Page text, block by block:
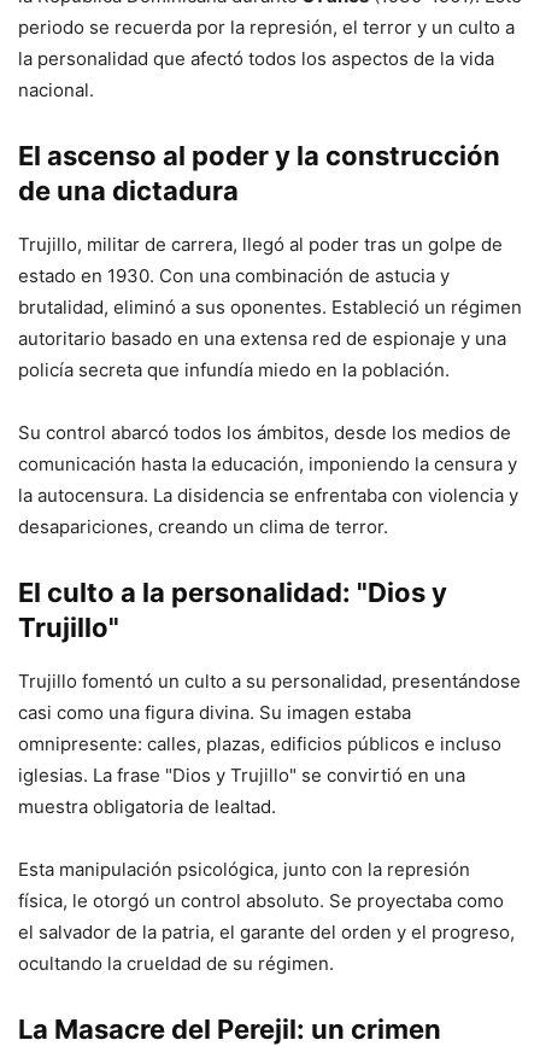
periodo se recuerda por la represión, el terror y un culto a
la personalidad que afectó todos los aspectos de la vida
nacional.
El ascenso al poder y la construcción
de una dictadura
Trujillo, militar de carrera, llegó al poder tras un golpe de
estado en 1930. Con una combinación de astucia y
brutalidad, eliminó a sus oponentes. Estableció un régimen
autoritario basado en una extensa red de espionaje y una
policía secreta que infundía miedo en la población.
Su control abarcó todos los ámbitos, desde los medios de
comunicación hasta la educación, imponiendo la censura y
la autocensura. La disidencia se enfrentaba con violencia y
desapariciones, creando un clima de terror.
El culto a la personalidad: "Dios y
Trujillo"
Trujillo fomentó un culto a su personalidad, presentándose
casi como una figura divina. Su imagen estaba
omnipresente: calles, plazas, edificios públicos e incluso
iglesias. La frase "Dios y Trujillo" se convirtió en una
muestra obligatoria de lealtad.
Esta manipulación psicológica, junto con la represión
física, le otorgó un control absoluto. Se proyectaba como
el salvador de la patria, el garante del orden y el progreso,
ocultando la crueldad de su régimen.
La Masacre del Perejil: un crimen